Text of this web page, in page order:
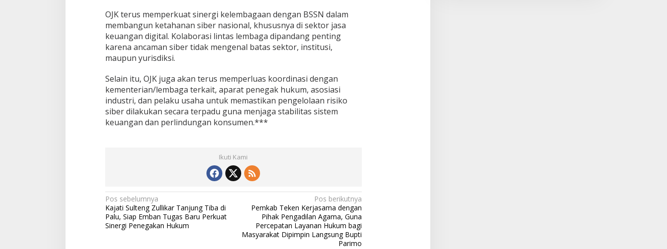
OJK terus memperkuat sinergi kelembagaan dengan BSSN dalam
membangun ketahanan siber nasional, khususnya di sektor jasa
keuangan digital. Kolaborasi lintas lembaga dipandang penting
karena ancaman siber tidak mengenal batas sektor, institusi,
maupun yurisdiksi.
Selain itu, OJK juga akan terus memperluas koordinasi dengan
kementerian/lembaga terkait, aparat penegak hukum, asosiasi
industri, dan pelaku usaha untuk memastikan pengelolaan risiko
siber dilakukan secara terpadu guna menjaga stabilitas sistem
keuangan dan perlindungan konsumen.***
Ikuti Kami
N
a
v
Pos sebelumnya
Kajati Sulteng Zullikar Tanjung Tiba di
Palu, Siap Emban Tugas Baru Perkuat
Sinergi Penegakan Hukum
Pos berikutnya
Pemkab Teken Kerjasama dengan
Pihak Pengadilan Agama, Guna
Percepatan Layanan Hukum bagi
Masyarakat Dipimpin Langsung Bupti
Parimo